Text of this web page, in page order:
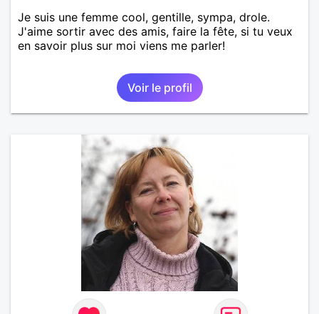
Je suis une femme cool, gentille, sympa, drole.
J'aime sortir avec des amis, faire la fête, si tu veux
en savoir plus sur moi viens me parler!
Voir le profil